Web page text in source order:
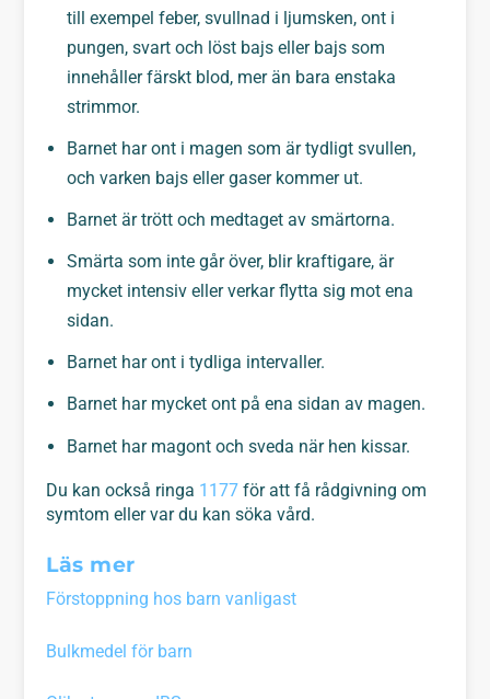
till exempel feber, svullnad i ljumsken, ont i
pungen, svart och löst bajs eller bajs som
innehåller färskt blod, mer än bara enstaka
strimmor.
Barnet har ont i magen som är tydligt svullen,
och varken bajs eller gaser kommer ut.
Barnet är trött och medtaget av smärtorna.
Smärta som inte går över, blir kraftigare, är
mycket intensiv eller verkar flytta sig mot ena
sidan.
Barnet har ont i tydliga intervaller.
Barnet har mycket ont på ena sidan av magen.
Barnet har magont och sveda när hen kissar.
Du kan också ringa 1177 för att få rådgivning om
symtom eller var du kan söka vård.
Läs mer
Förstoppning hos barn vanligast
Bulkmedel för barn